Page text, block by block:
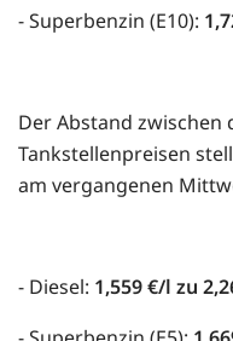
- Superbenzin (E10):
Der Abstand
Tankstellenpreisen
am vergangenen
- Diesel: 1,559 €/l zu